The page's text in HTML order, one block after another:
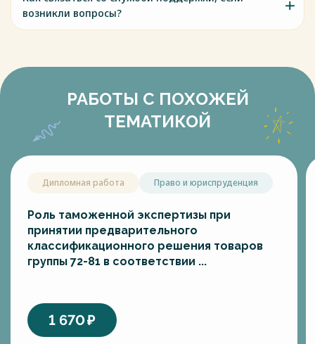
возникли вопросы?
РАБОТЫ С ПОХОЖЕЙ
ТЕМАТИКОЙ
Дипломная работа Право и юриспруденция
Роль таможенной экспертизы при
принятии предварительного
классификационного решения товаров
группы 72-81 в соответствии ...
1 670₽